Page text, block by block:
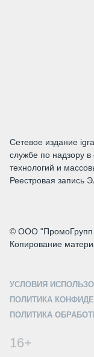
Сетевое издание
службе по надзору
технологий и
Реестровая запись
© ООО "ПромоГрупп
Копирование
УСЛОВИЯ
ПОЛИТИКА
ПОЛИТИКА
16+